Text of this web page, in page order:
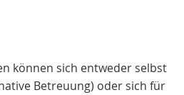
können sich entweder selbst
Betreuung) oder sich für